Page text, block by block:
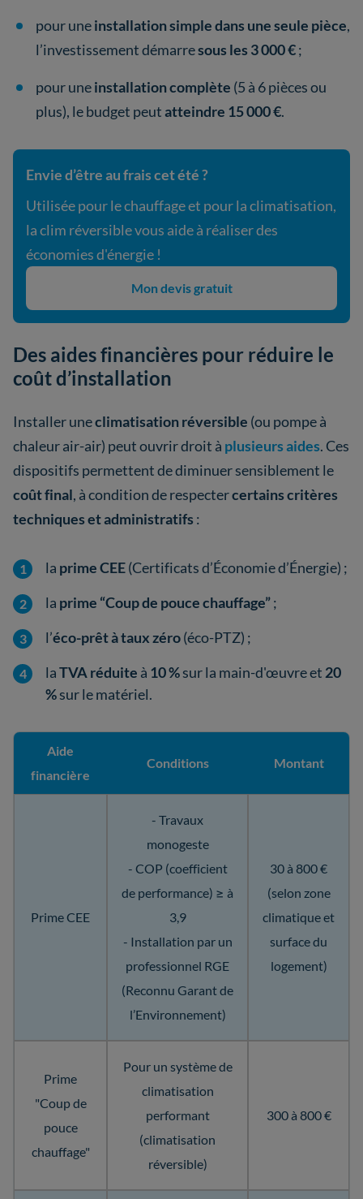
pour uneinstallation simple dans une seule pièce,
l’investissement démarresous les 3 000 €;
pour uneinstallation complète (5 à 6 pièces ou
plus), le budget peutatteindre 15 000 €.
Envie d’être au frais cet été ?
Utilisée pour le chauffage et pour la climatisation,
la clim réversible vous aide à réaliser des
économies d'énergie !
Mon devis gratuit
Des aides financières pour réduire le
coût d’installation
Installer uneclimatisation réversible (ou pompe à
chaleur air-air) peut ouvrir droit à plusieurs aides. Ces
dispositifs permettent de diminuer sensiblement le
coût final, à condition de respectercertains critères
techniques et administratifs :
la prime CEE(Certificats d’Économie d’Énergie) ;
la prime “Coup de pouce chauffage”;
l’éco-prêt à taux zéro(éco-PTZ) ;
laTVA réduite à 10 %sur la main-d'œuvre et 20
%sur le matériel.
Aide
financière
Conditions Montant
Prime CEE
- Travaux
monogeste
- COP (coefficient
de performance) ≥ à
3,9
- Installation par un
professionnel RGE
(Reconnu Garant de
l’Environnement)
30 à 800 €
(selon zone
climatique et
surface du
logement)
Prime
"Coup de
pouce
chauffage"
Pour un système de
climatisation
performant
(climatisation
réversible)
300 à 800 €